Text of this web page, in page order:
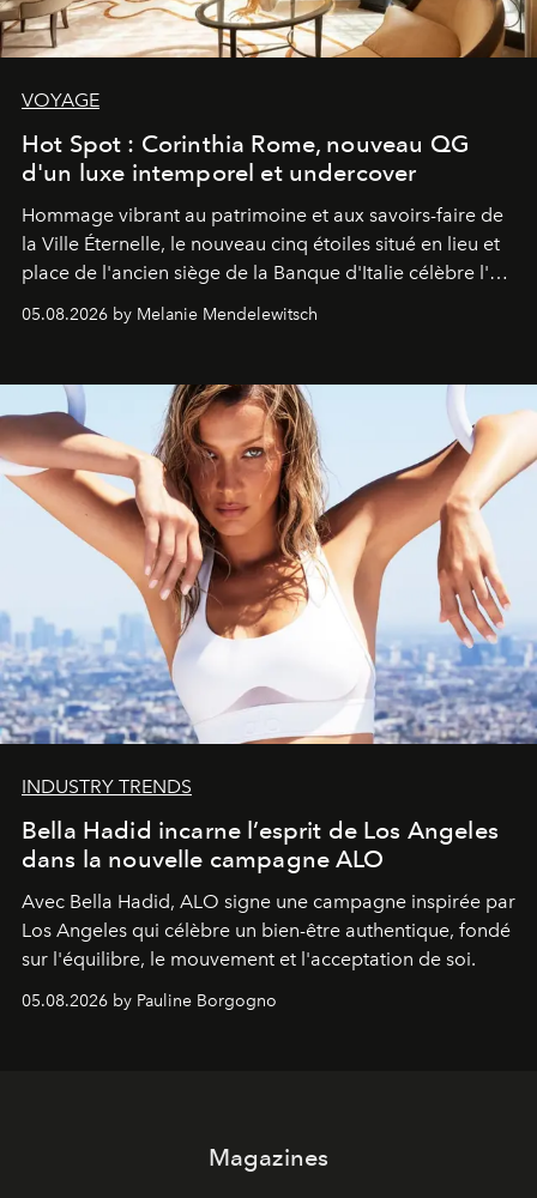
VOYAGE
Hot Spot : Corinthia Rome, nouveau QG
d'un luxe intemporel et undercover
Hommage vibrant au patrimoine et aux savoirs-faire de
la Ville Éternelle, le nouveau cinq étoiles situé en lieu et
place de l'ancien siège de la Banque d'Italie célèbre l'art
05.08.2026 by Melanie Mendelewitsch
INDUSTRY TRENDS
Bella Hadid incarne l’esprit de Los Angeles
dans la nouvelle campagne ALO
Avec Bella Hadid, ALO signe une campagne inspirée par
Los Angeles qui célèbre un bien-être authentique, fondé
sur l'équilibre, le mouvement et l'acceptation de soi.
05.08.2026 by Pauline Borgogno
Magazines